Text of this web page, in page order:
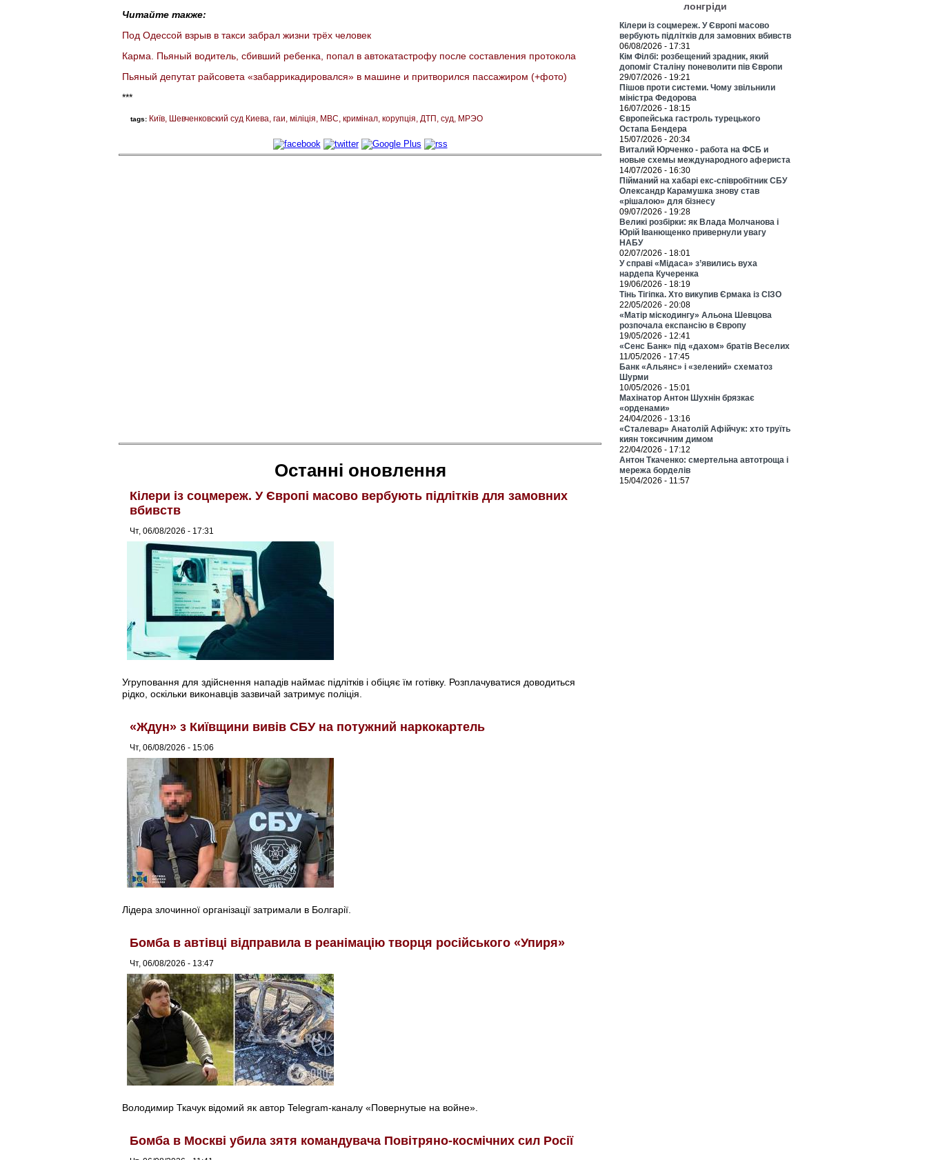
Читайте также:
Под Одессой взрыв в такси забрал жизни трёх человек
Карма. Пьяный водитель, сбивший ребенка, попал в автокатастрофу после составления протокола
Пьяный депутат райсовета «забаррикадировался» в машине и притворился пассажиром (+фото)
***
tags: Київ Шевченковский суд Киева гаи міліція МВС кримінал корупція ДТП суд МРЭО
Останні оновлення
Кілери із соцмереж. У Європі масово вербують підлітків для замовних
вбивств
Чт, 06/08/2026 - 17:31
Угруповання для здійснення нападів наймає підлітків і обіцяє їм готівку. Розплачуватися доводиться
рідко, оскільки виконавців зазвичай затримує поліція.
«Ждун» з Київщини вивів СБУ на потужний наркокартель
Чт, 06/08/2026 - 15:06
Лідера злочинної організації затримали в Болгарії.
Бомба в автівці відправила в реанімацію творця російського «Упиря»
Чт, 06/08/2026 - 13:47
Володимир Ткачук відомий як автор Telegram-каналу «Повернутые на войне».
Бомба в Москві убила зятя командувача Повітряно-космічних сил Росії
лонгріди
Кілери із соцмереж. У Європі масово
вербують підлітків для замовних вбивств
06/08/2026 - 17:31
Кім Філбі: розбещений зрадник, який
допоміг Сталіну поневолити пів Європи
29/07/2026 - 19:21
Пішов проти системи. Чому звільнили
міністра Федорова
16/07/2026 - 18:15
Європейська гастроль турецького
Остапа Бендера
15/07/2026 - 20:34
Виталий Юрченко - работа на ФСБ и
новые схемы международного афериста
14/07/2026 - 16:30
Пійманий на хабарі екс-співробітник СБУ
Олександр Карамушка знову став
«рішалою» для бізнесу
09/07/2026 - 19:28
Великі розбірки: як Влада Молчанова і
Юрій Іванющенко привернули увагу
НАБУ
02/07/2026 - 18:01
У справі «Мідаса» з’явились вуха
нардепа Кучеренка
19/06/2026 - 18:19
Тінь Тігіпка. Хто викупив Єрмака із СІЗО
22/05/2026 - 20:08
«Матір міскодингу» Альона Шевцова
розпочала експансію в Європу
19/05/2026 - 12:41
«Сенс Банк» під «дахом» братів Веселих
11/05/2026 - 17:45
Банк «Альянс» і «зелений» схематоз
Шурми
10/05/2026 - 15:01
Махінатор Антон Шухнін брязкає
«орденами»
24/04/2026 - 13:16
«Сталевар» Анатолій Афійчук: хто труїть
киян токсичним димом
22/04/2026 - 17:12
Антон Ткаченко: смертельна автотроща і
мережа борделів
15/04/2026 - 11:57